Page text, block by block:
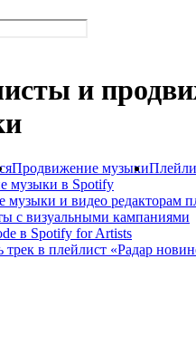
и
Продвижение музыки
музыки в Spotify
музыки и видео редакторам
с визуальными кампаниями
в Spotify for Artists
трек в плейлист «Радар